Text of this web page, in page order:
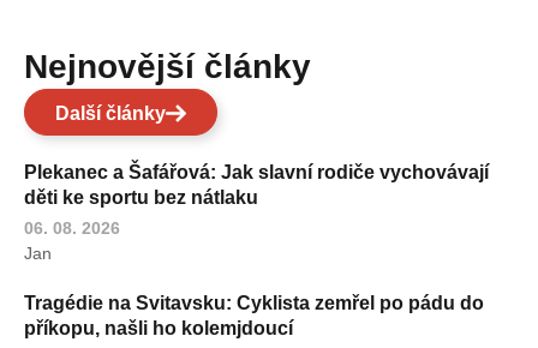
Nejnovější články
Další články
Plekanec a Šafářová: Jak slavní rodiče vychovávají
děti ke sportu bez nátlaku
06. 08. 2026
Jan
Tragédie na Svitavsku: Cyklista zemřel po pádu do
příkopu, našli ho kolemjdoucí